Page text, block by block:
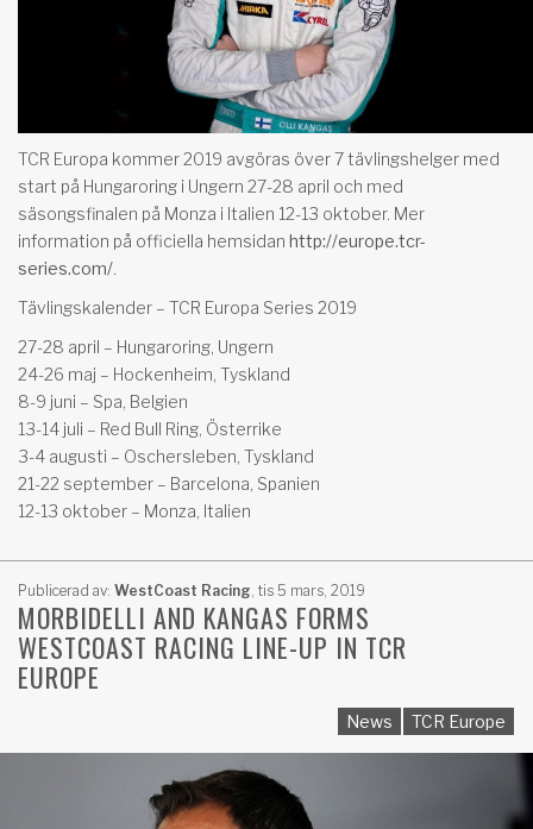
TCR Europa kommer 2019 avgöras över 7 tävlingshelger med
start på Hungaroring i Ungern 27-28 april och med
säsongsfinalen på Monza i Italien 12-13 oktober. Mer
information på officiella hemsidan http://europe.tcr-
series.com/
Tävlingskalender – TCR Europa Series 2019
27-28 april – Hungaroring, Ungern
24-26 maj – Hockenheim, Tyskland
8-9 juni – Spa, Belgien
13-14 juli – Red Bull Ring, Österrike
3-4 augusti – Oschersleben, Tyskland
21-22 september – Barcelona, Spanien
12-13 oktober – Monza, Italien
Publicerad av: WestCoast Racing, tis 5 mars, 2019
MORBIDELLI AND KANGAS FORMS
WESTCOAST RACING LINE-UP IN TCR
EUROPE
News TCR Europe